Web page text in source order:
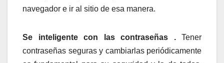
navegador e ir al sitio de esa manera.
Se inteligente con las contraseñas .Tener
contraseñas seguras y cambiarlas periódicamente